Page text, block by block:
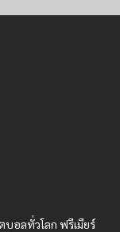
อลทั่วโลก ฟรีเมียร์